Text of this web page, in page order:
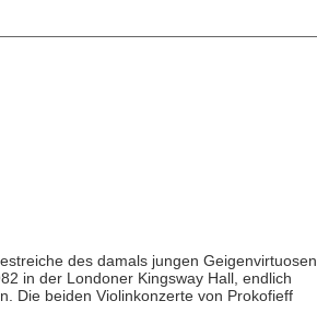
des damals jungen Geigenvirtuosen
in der Londoner Kingsway Hall, endlich
Die beiden Violinkonzerte von Prokofieff